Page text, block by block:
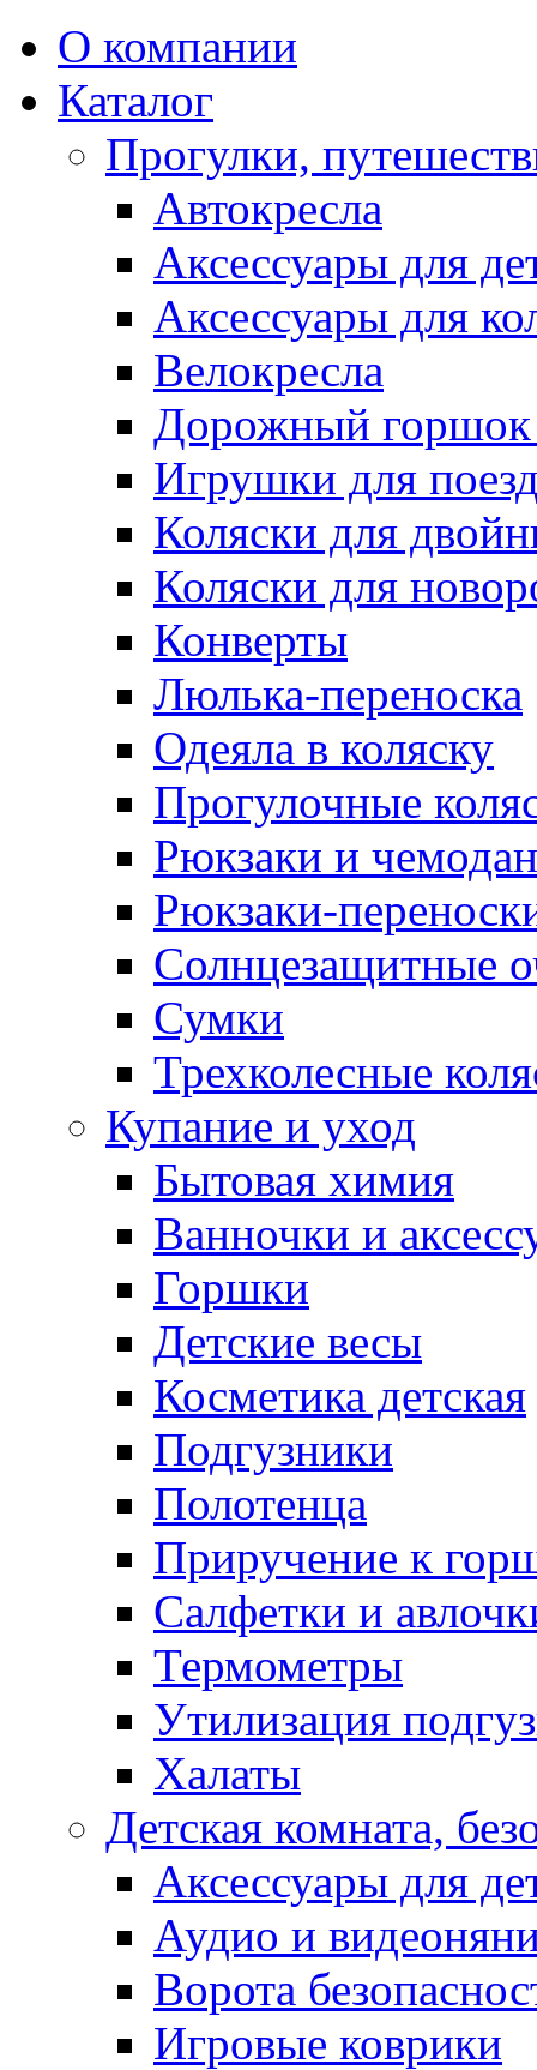
О компании
Каталог
Прогулки,
Автокресла
Аксессуары для
Аксессуары для
Велокресла
Дорожный горшок
Игрушки для
Коляски для
Коляски для
Конверты
Люлька-переноска
Одеяла в коляску
Прогулочные
Рюкзаки и
Рюкзаки-
Солнцезащитные
Сумки
Трехколесные
Купание и уход
Бытовая химия
Ванночки и
Горшки
Детские весы
Косметика детская
Подгузники
Полотенца
Приручение к
Салфетки и
Термометры
Утилизация
Халаты
Детская комната,
Аксессуары для
Аудио и
Ворота
Игровые коврики